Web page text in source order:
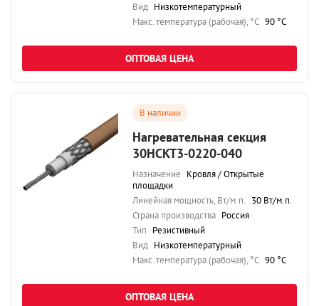
Вид Низкотемпературный
Maкс. температура (рабочая), °C 90 °C
ОПТОВАЯ ЦЕНА
В наличии
Нагревательная секция
30НСКТ3-0220-040
Назначение Кровля / Открытые
площадки
Линейная мощность, Вт/м.п. 30 Вт/м.п.
Страна производства Россия
Тип Резистивный
Вид Низкотемпературный
Maкс. температура (рабочая), °C 90 °C
ОПТОВАЯ ЦЕНА